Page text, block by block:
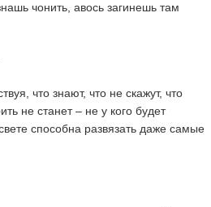
чонить, авось загинешь там
что знают, что не скажут, что
не станет – не у кого будет
способна развязать даже самые